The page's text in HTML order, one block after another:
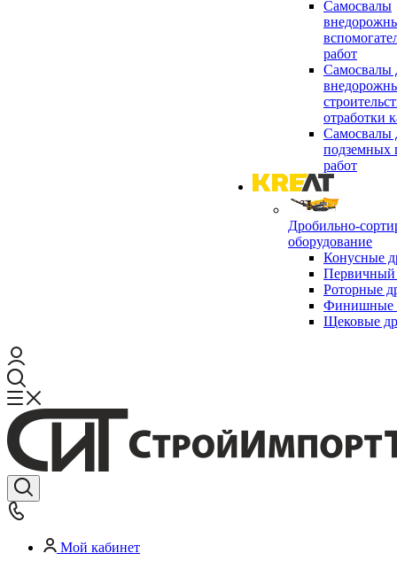
Самосвалы
работ
Самосвалы
отработки
Самосвалы
подземных
работ
Дробильно-
оборудование
Конусные
Первичный
Роторные
Финишные
Щековые
Мой кабинет